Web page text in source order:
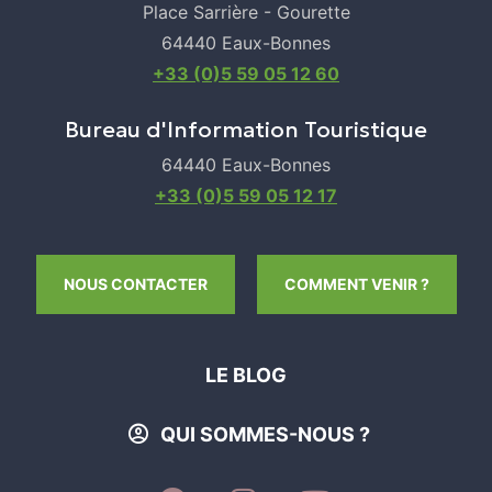
Place Sarrière - Gourette
64440 Eaux-Bonnes
+33 (0)5 59 05 12 60
Bureau d'Information Touristique
64440 Eaux-Bonnes
+33 (0)5 59 05 12 17
NOUS CONTACTER COMMENT VENIR ?
LE BLOG
QUI SOMMES-NOUS ?